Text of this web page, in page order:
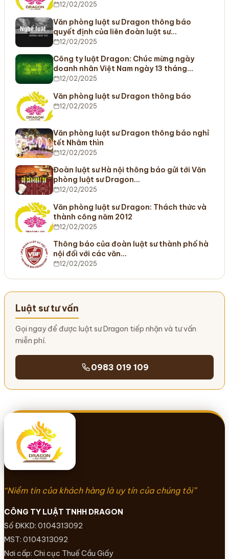
12/02/2025
Văn phòng luật sư Dragon thông báo
quyết định của liên đoàn luật sư…
12/02/2025
Công ty luật Dragon: Chúc mừng ngày
doanh nhân Việt Nam ngày 13 tháng…
12/02/2025
Văn phòng luật sư Dragon thông báo
12/02/2025
Văn phòng luật sư Dragon thông báo nghỉ
tết Nhâm thìn
12/02/2025
Đoàn luật sư Hà nội thông báo gửi tới Văn
phòng luật sư Dragon…
12/02/2025
Văn phòng luật sư Dragon: Thách thức và
thành công năm 2012
12/02/2025
Thông báo của đoàn luật sư thành phố hà
nội đối với các văn…
12/02/2025
Luật sư tư vấn
Gọi ngay để được luật sư Dragon tiếp nhận và tư vấn
miễn phí.
0983 019 109
“Niềm tin của khách hàng là uy tín của chúng tôi”
CÔNG TY LUẬT TNHH DRAGON
Số ĐKKD: 0104313092
MST: 0104313092
Nơi cấp: Chi cục Thuế Cầu Giấy